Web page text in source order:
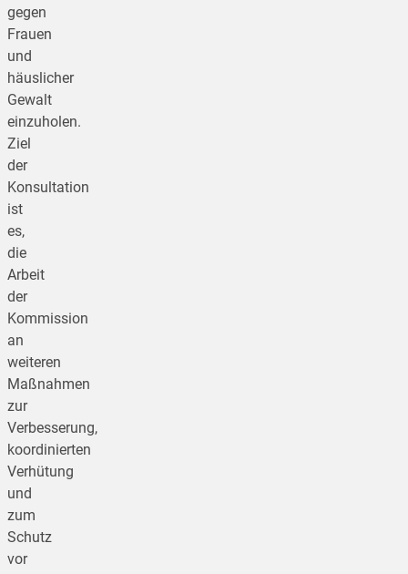
gegen
Frauen
und
häuslicher
Gewalt
einzuholen.
Ziel
der
Konsultation
ist
es,
die
Arbeit
der
Kommission
an
weiteren
Maßnahmen
zur
Verbesserung,
koordinierten
Verhütung
und
zum
Schutz
vor